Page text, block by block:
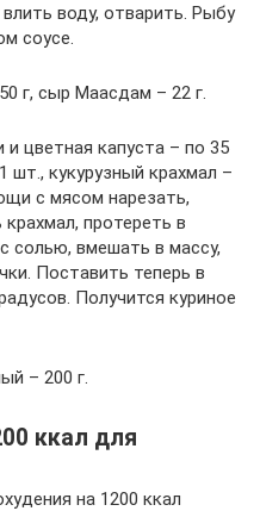
воду, отварить. Рыбу
соусе.
г, сыр Маасдам – 22 г.
и цветная капуста – по 35
шт., кукурузный крахмал –
с мясом нарезать,
протереть в
солью, вмешать в массу,
Поставить теперь в
Получится куриное
– 200 г.
ккал для
на 1200 ккал